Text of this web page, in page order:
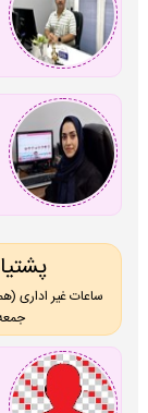
جمعه